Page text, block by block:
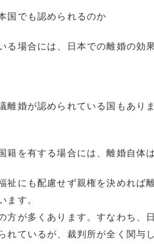
国でも認められるのか
る場合には、日本での離婚の効
離婚が認められている国もあり
籍を有する場合には、離婚自体
祉にも配慮せず親権を決めれば
ます。
方が多くあります。すなわち、
れているが、裁判所が全く関与